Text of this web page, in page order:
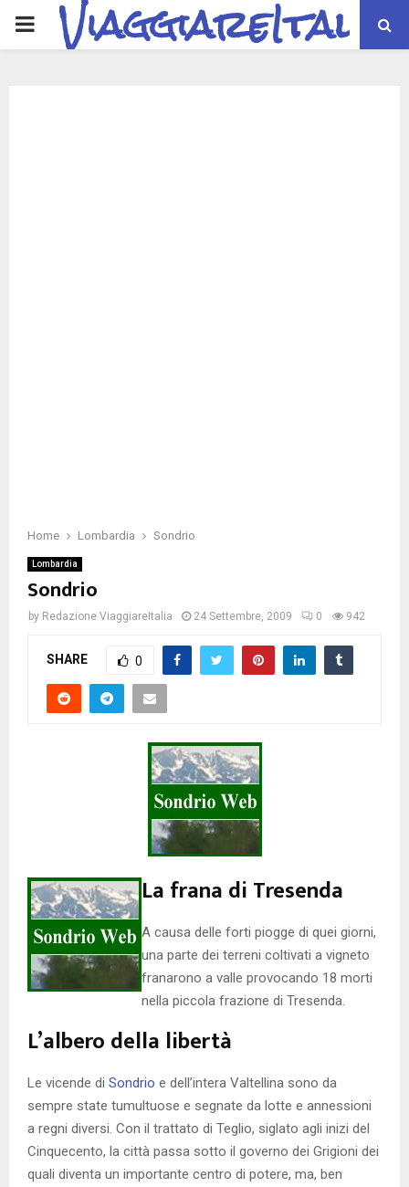
PRIMARYViaggiareItalia
Home Lombardia Sondrio
Lombardia
Sondrio
by Redazione ViaggiareItalia 24 Settembre, 2009 0 942
SHARE 0
La frana di Tresenda
A causa delle forti piogge di quei giorni,
una parte dei terreni coltivati a vigneto
franarono a valle provocando 18 morti
nella piccola frazione di Tresenda.
L’albero della libertà
Le vicende di Sondrio e dell’intera Valtellina sono da
sempre state tumultuose e segnate da lotte e annessioni
a regni diversi. Con il trattato di Teglio, siglato agli inizi del
Cinquecento, la città passa sotto il governo dei Grigioni dei
quali diventa un importante centro di potere, ma, ben